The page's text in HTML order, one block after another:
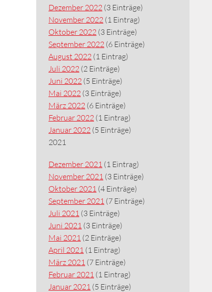
Dezember 2022 (3 Einträge)
November 2022 (1 Eintrag)
Oktober 2022 (3 Einträge)
September 2022 (6 Einträge)
August 2022 (1 Eintrag)
Juli 2022 (2 Einträge)
Juni 2022 (5 Einträge)
Mai 2022 (3 Einträge)
März 2022 (6 Einträge)
Februar 2022 (1 Eintrag)
Januar 2022 (5 Einträge)
2021
Dezember 2021 (1 Eintrag)
November 2021 (3 Einträge)
Oktober 2021 (4 Einträge)
September 2021 (7 Einträge)
Juli 2021 (3 Einträge)
Juni 2021 (3 Einträge)
Mai 2021 (2 Einträge)
April 2021 (1 Eintrag)
März 2021 (7 Einträge)
Februar 2021 (1 Eintrag)
Januar 2021 (5 Einträge)